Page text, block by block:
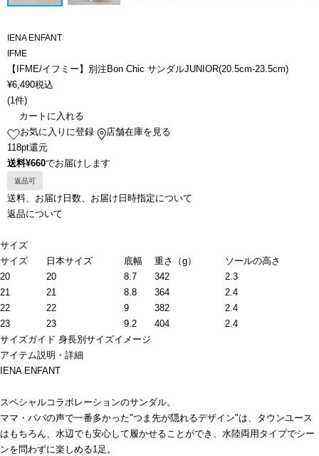
IENA ENFANT
IFME
【IFME/イフミー】別注Bon Chic サンダルJUNIOR(20.5cm-23.5cm)
¥6,490税込
(1件)
カートに入れる
お気に入りに登録
店舗在庫を見る
118pt還元
送料¥660でお届けします
返品可
送料、お届け日数、お届け日時指定について
返品について
サイズ
サイズ
日本サイズ 底幅 重さ（g）
ソールの高さ
20
20 8.7 342
2.3
21
21 8.8 364
2.4
22
22 9 382
2.4
23
23 9.2 404
2.4
サイズガイド 身長別サイズイメージ
アイテム説明・詳細
IENA ENFANT
スペシャルコラボレーションのサンダル。
ママ・パパの声で一番多かった"つま先が隠れるデザイン"は、タウンユース
はもちろん、水辺でも安心して履かせることができ、水陸両用タイプでシー
ンを問わずに楽しめる1足。